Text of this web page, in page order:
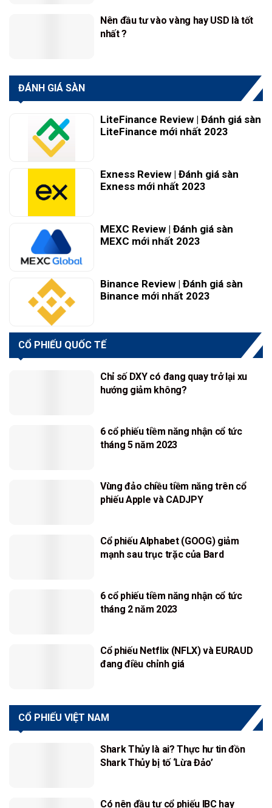
Nên đầu tư vào vàng hay USD là tốt
nhất ?
ĐÁNH GIÁ SÀN
LiteFinance Review | Đánh giá sàn
LiteFinance mới nhất 2023
Exness Review | Đánh giá sàn
Exness mới nhất 2023
MEXC Review | Đánh giá sàn
MEXC mới nhất 2023
Binance Review | Đánh giá sàn
Binance mới nhất 2023
CỔ PHIẾU QUỐC TẾ
Chỉ số DXY có đang quay trở lại xu
hướng giảm không?
6 cổ phiếu tiềm năng nhận cổ tức
tháng 5 năm 2023
Vùng đảo chiều tiềm năng trên cổ
phiếu Apple và CADJPY
Cổ phiếu Alphabet (GOOG) giảm
mạnh sau trục trặc của Bard
6 cổ phiếu tiềm năng nhận cổ tức
tháng 2 năm 2023
Cổ phiếu Netflix (NFLX) và EURAUD
đang điều chỉnh giá
CỔ PHIẾU VIỆT NAM
Shark Thủy là ai? Thực hư tin đồn
Shark Thủy bị tố ‘Lừa Đảo’
Có nên đầu tư cổ phiếu IBC hay